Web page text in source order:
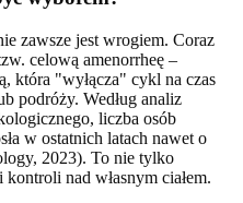
zawsze jest wrogiem. Coraz
celową amenorrheę –
która "wyłącza" cykl na czas
podróży. Według analiz
liczba osób
w ostatnich latach nawet o
2023). To nie tylko
nad własnym ciałem.